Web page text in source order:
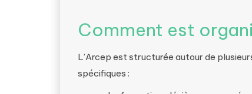
Comment est
L’Arcep est structurée autour de
spécifiques :